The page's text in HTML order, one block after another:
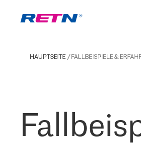
HAUPTSEITE FALLBEISPIELE &